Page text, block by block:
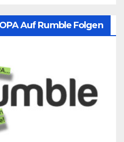
Auf Rumble Folgen